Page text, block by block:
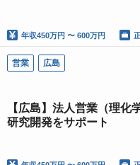
年収450万円 〜 600万円
営業 広島
【広島】法人営業（理化
研究開発をサポート